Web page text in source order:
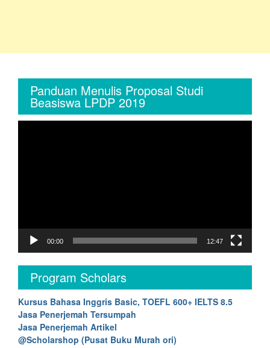
Panduan Menulis Proposal Studi
Beasiswa LPDP 2019
00:00 12:47
Program Scholars
Kursus Bahasa Inggris Basic, TOEFL 600+ IELTS 8.5
Jasa Penerjemah Tersumpah
Jasa Penerjemah Artikel
@Scholarshop (Pusat Buku Murah ori)